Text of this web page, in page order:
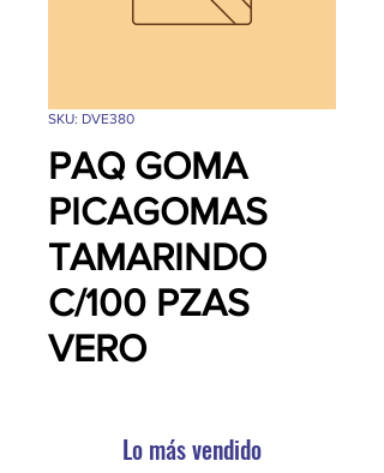
SKU: DVE380
PAQ GOMA
PICAGOMAS
TAMARINDO
C/100 PZAS
VERO
Lo más vendido